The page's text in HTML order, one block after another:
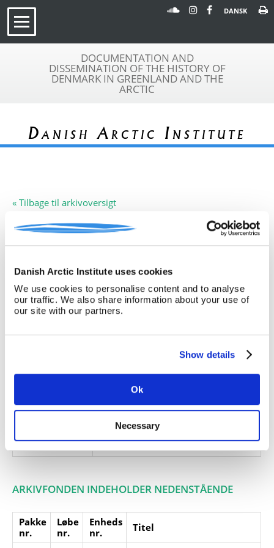
Danish Arctic Institute uses cookies
We use cookies to personalise content and to analyse
our traffic. We also share information about your use of
our site with our partners.
Show details
Ok
Necessary
DANSK
DOCUMENTATION AND
DISSEMINATION OF THE HISTORY OF
DENMARK IN GREENLAND AND THE
ARCTIC
Danish Arctic Institute
« Tilbage til arkivoversigt
Arkivfond
Nordgrønlands Inspektorat
Nordgrønlands nettoproduktion,
Giver:
Accessionsdato:
Klausuler:
Ingen note registreret
Henvisninger
fonde:
Personer:
ARKIVFONDEN INDEHOLDER NEDENSTÅENDE
Pakke
nr.
Løbe
nr.
Enheds
nr.
Titel